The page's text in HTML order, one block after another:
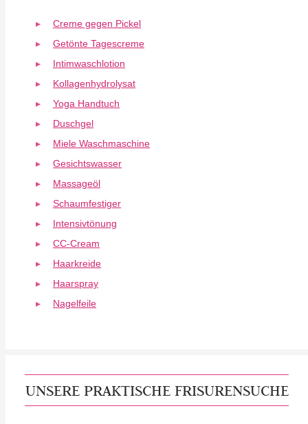
Creme gegen Pickel
Getönte Tagescreme
Intimwaschlotion
Kollagenhydrolysat
Yoga Handtuch
Duschgel
Miele Waschmaschine
Gesichtswasser
Massageöl
Schaumfestiger
Intensivtönung
CC-Cream
Haarkreide
Haarspray
Nagelfeile
UNSERE PRAKTISCHE FRISURENSUCHE